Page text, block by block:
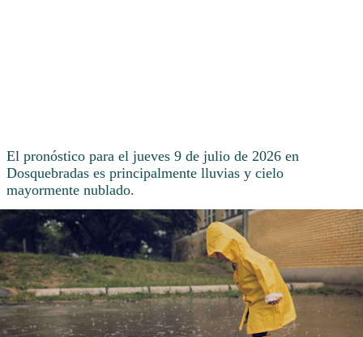
El pronóstico para el jueves 9 de julio de 2026 en
Dosquebradas es principalmente lluvias y cielo
mayormente nublado.